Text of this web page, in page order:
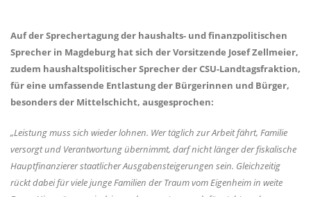
Auf der Sprechertagung der haushalts- und finanzpolitischen
Sprecher in Magdeburg hat sich der Vorsitzende Josef Zellmeier,
zudem haushaltspolitischer Sprecher der CSU-Landtagsfraktion,
für eine umfassende Entlastung der Bürgerinnen und Bürger,
besonders der Mittelschicht, ausgesprochen:
Leistung muss sich wieder lohnen. Wer täglich zur Arbeit fährt, Familie
versorgt und Verantwortung übernimmt, darf nicht länger der fiskalische
Hauptfinanzierer staatlicher Ausgabensteigerungen sein. Gleichzeitig
rückt dabei für viele junge Familien der Traum vom Eigenheim in weite